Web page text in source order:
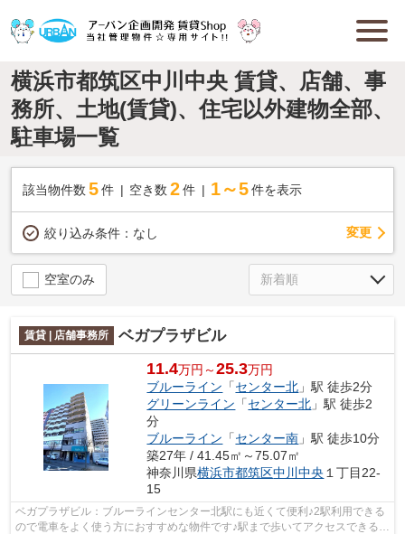
横浜市都筑区中川中央 賃貸、店舗、事
務所、土地(賃貸)、住宅以外建物全部、
駐車場一覧
該当物件数 5件 空き数 2 件 1～5 件を表示
絞り込み条件： なし 変更
空室のみ
賃貸 | 店舗事務所 ベガプラザビル
11.4万円～25.3万円
ブルーライン 「センター北 」駅 徒歩2分
グリーンライン 「センター北 」駅 徒歩2
分
ブルーライン 「センター南 」駅 徒歩10分
築27年 / 41.45㎡～75.07㎡
神奈川県横浜市都筑区中川中央 １丁目22-
15
ベガプラザビル：ブルーラインセンター北駅にも近くて便利♪2駅利用できる
ので電車をよく使う方におすすめな物件です♪駅まで歩いてアクセスできる、